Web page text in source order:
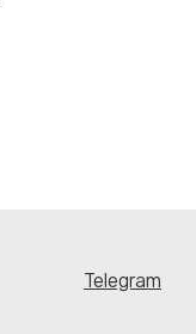
Telegram